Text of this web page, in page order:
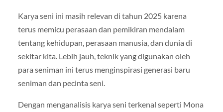
Karya seni ini masih relevan di tahun 2025 karena
terus memicu perasaan dan pemikiran mendalam
tentang kehidupan, perasaan manusia, dan dunia di
sekitar kita. Lebih jauh, teknik yang digunakan oleh
para seniman ini terus menginspirasi generasi baru
seniman dan pecinta seni.
Dengan menganalisis karya seni terkenal seperti Mona